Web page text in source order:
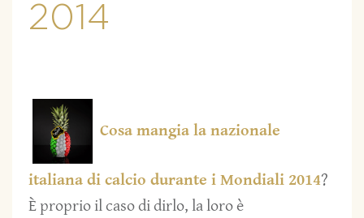
2014
Cosa mangia la nazionale
italiana di calcio durante i Mondiali 2014?
È proprio il caso di dirlo, la loro è